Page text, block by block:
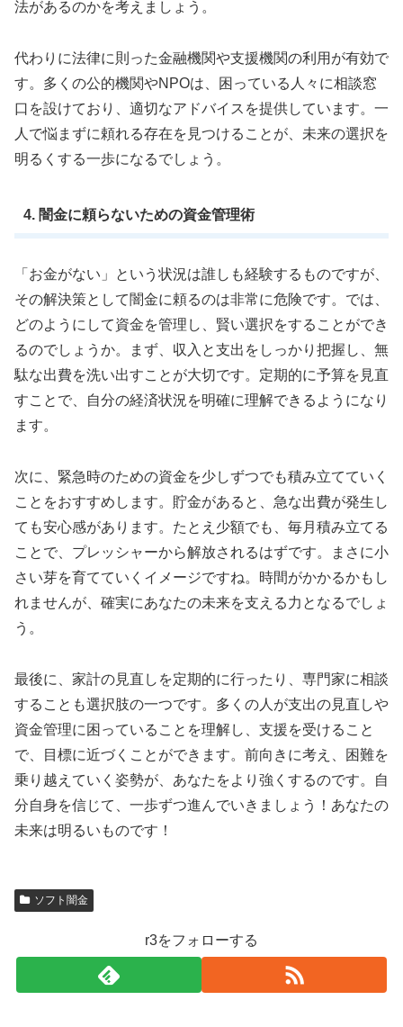
法があるのかを考えましょう。
代わりに法律に則った金融機関や支援機関の利用が有効で
す。多くの公的機関やNPOは、困っている人々に相談窓
口を設けており、適切なアドバイスを提供しています。一
人で悩まずに頼れる存在を見つけることが、未来の選択を
明るくする一歩になるでしょう。
4. 闇金に頼らないための資金管理術
「お金がない」という状況は誰しも経験するものですが、
その解決策として闇金に頼るのは非常に危険です。では、
どのようにして資金を管理し、賢い選択をすることができ
るのでしょうか。まず、収入と支出をしっかり把握し、無
駄な出費を洗い出すことが大切です。定期的に予算を見直
すことで、自分の経済状況を明確に理解できるようになり
ます。
次に、緊急時のための資金を少しずつでも積み立てていく
ことをおすすめします。貯金があると、急な出費が発生し
ても安心感があります。たとえ少額でも、毎月積み立てる
ことで、プレッシャーから解放されるはずです。まさに小
さい芽を育てていくイメージですね。時間がかかるかもし
れませんが、確実にあなたの未来を支える力となるでしょ
う。
最後に、家計の見直しを定期的に行ったり、専門家に相談
することも選択肢の一つです。多くの人が支出の見直しや
資金管理に困っていることを理解し、支援を受けること
で、目標に近づくことができます。前向きに考え、困難を
乗り越えていく姿勢が、あなたをより強くするのです。自
分自身を信じて、一歩ずつ進んでいきましょう！あなたの
未来は明るいものです！
ソフト闇金
r3をフォローする